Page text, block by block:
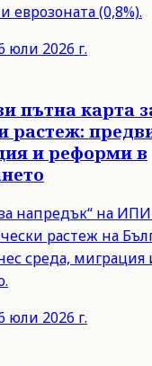
еврозоната (0,8%).
юли 2026 г.
пътна карта
растеж:
и реформи в
напредък“ на
растеж на
среда,
юли 2026 г.